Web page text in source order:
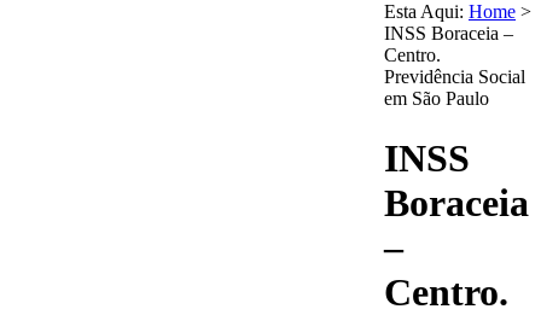
Esta Aqui: Home >
INSS Boraceia –
Centro.
Previdência Social
em São Paulo
INSS
Boraceia
–
Centro.